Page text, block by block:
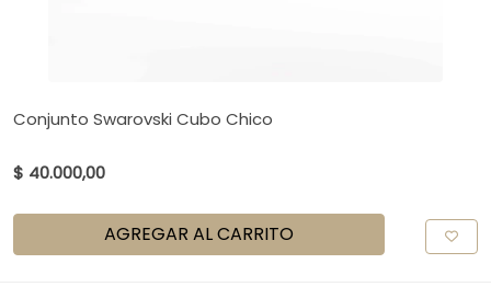
Conjunto Swarovski Cubo Chico
$ 40.000,00
AGREGAR AL CARRITO